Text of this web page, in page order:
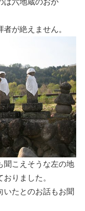
は六地蔵のおか
が絶えません。
聞こえそうな左の地
りました。
いたとのお話もお聞